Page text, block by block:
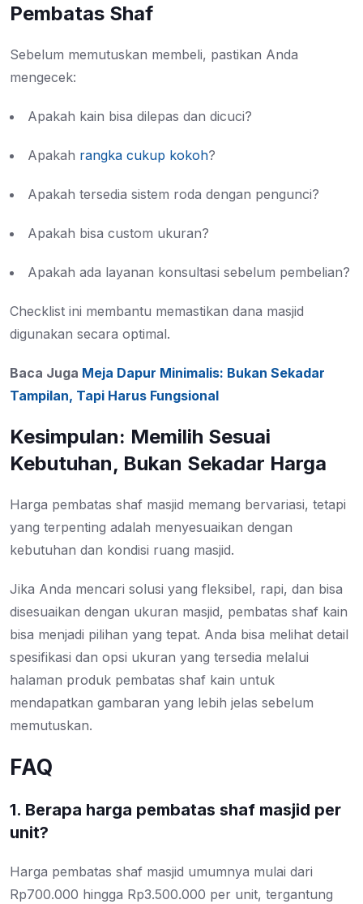
Pembatas Shaf
Sebelum memutuskan membeli, pastikan Anda
mengecek:
Apakah kain bisa dilepas dan dicuci?
Apakah rangka cukup kokoh?
Apakah tersedia sistem roda dengan pengunci?
Apakah bisa custom ukuran?
Apakah ada layanan konsultasi sebelum pembelian?
Checklist ini membantu memastikan dana masjid
digunakan secara optimal.
Baca Juga Meja Dapur Minimalis: Bukan Sekadar
Tampilan, Tapi Harus Fungsional
Kesimpulan: Memilih Sesuai
Kebutuhan, Bukan Sekadar Harga
Harga pembatas shaf masjid memang bervariasi, tetapi
yang terpenting adalah menyesuaikan dengan
kebutuhan dan kondisi ruang masjid.
Jika Anda mencari solusi yang fleksibel, rapi, dan bisa
disesuaikan dengan ukuran masjid, pembatas shaf kain
bisa menjadi pilihan yang tepat. Anda bisa melihat detail
spesifikasi dan opsi ukuran yang tersedia melalui
halaman produk pembatas shaf kain untuk
mendapatkan gambaran yang lebih jelas sebelum
memutuskan.
FAQ
1. Berapa harga pembatas shaf masjid per
unit?
Harga pembatas shaf masjid umumnya mulai dari
Rp700.000 hingga Rp3.500.000 per unit, tergantung